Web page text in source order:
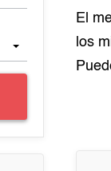
El
los